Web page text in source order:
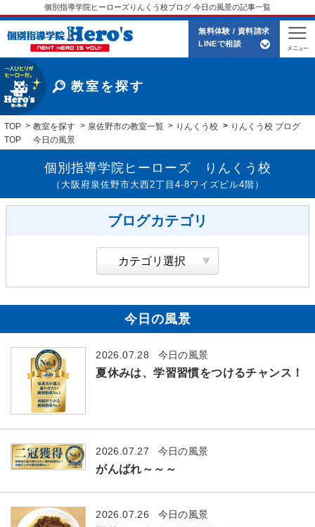
個別指導学院ヒーローズりんくう校ブログ 今日の風景の記事一覧
無料体験 / 資料請求
LINEで相談
教室を探す
TOP 教室を探す 泉佐野市の教室一覧 りんくう校
りんくう校 ブログ
TOP
今日の風景
個別指導学院ヒーローズ りんくう校
（大阪府泉佐野市大西2丁目4-8ワイズビル4階）
ブログカテゴリ
今日の風景
2026.07.28 今日の風景
夏休みは、学習習慣をつけるチャンス！
2026.07.27 今日の風景
がんばれ～～～
2026.07.26 今日の風景